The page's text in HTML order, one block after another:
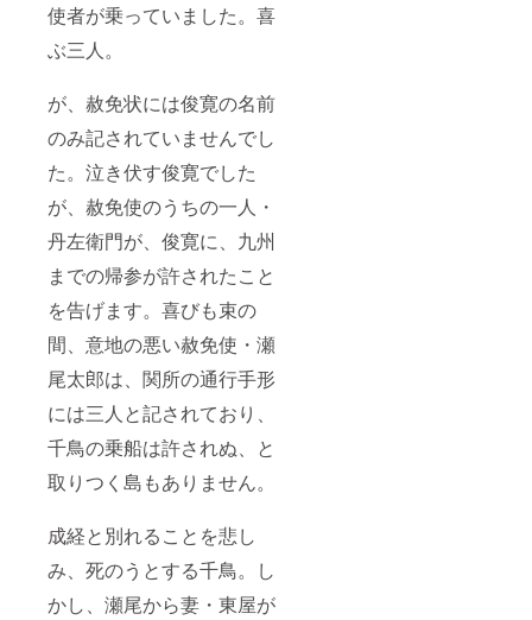
使者が乗っていました。喜
ぶ三人。
が、赦免状には俊寛の名前
のみ記されていませんでし
た。泣き伏す俊寛でした
が、赦免使のうちの一人・
丹左衛門が、俊寛に、九州
までの帰参が許されたこと
を告げます。喜びも束の
間、意地の悪い赦免使・瀬
尾太郎は、関所の通行手形
には三人と記されており、
千鳥の乗船は許されぬ、と
取りつく島もありません。
成経と別れることを悲し
み、死のうとする千鳥。し
かし、瀬尾から妻・東屋が